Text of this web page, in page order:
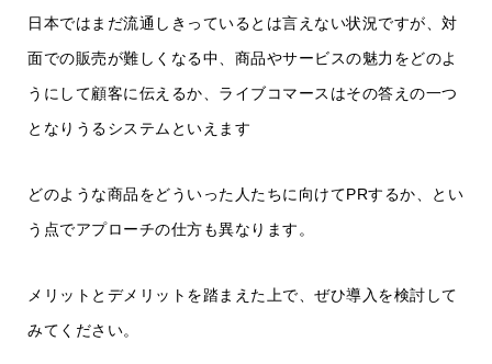
日本ではまだ流通しきっているとは言えない状況ですが、対
面での販売が難しくなる中、商品やサービスの魅力をどのよ
うにして顧客に伝えるか、ライブコマースはその答えの一つ
となりうるシステムといえます
どのような商品をどういった人たちに向けてPRするか、とい
う点でアプローチの仕方も異なります。
メリットとデメリットを踏まえた上で、ぜひ導入を検討して
みてください。